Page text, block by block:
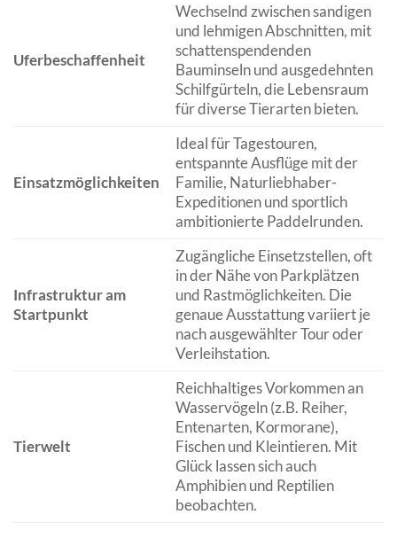
Uferbeschaffenheit
Wechselnd zwischen sandigen
und lehmigen Abschnitten, mit
schattenspendenden
Bauminseln und ausgedehnten
Schilfgürteln, die Lebensraum
für diverse Tierarten bieten.
Einsatzmöglichkeiten
Ideal für Tagestouren,
entspannte Ausflüge mit der
Familie, Naturliebhaber-
Expeditionen und sportlich
ambitionierte Paddelrunden.
Infrastruktur am
Startpunkt
Zugängliche Einsetzstellen, oft
in der Nähe von Parkplätzen
und Rastmöglichkeiten. Die
genaue Ausstattung variiert je
nach ausgewählter Tour oder
Verleihstation.
Tierwelt
Reichhaltiges Vorkommen an
Wasservögeln (z.B. Reiher,
Entenarten, Kormorane),
Fischen und Kleintieren. Mit
Glück lassen sich auch
Amphibien und Reptilien
beobachten.